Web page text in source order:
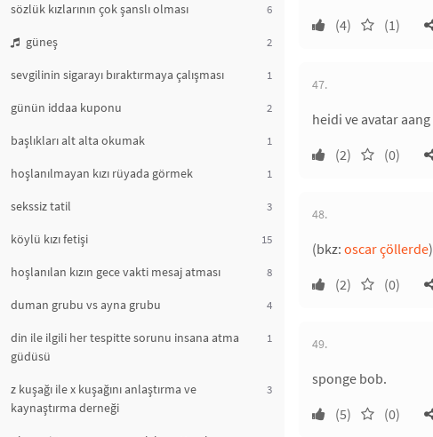
sözlük kızlarının çok şanslı olması 6
güneş 2
sevgilinin sigarayı bıraktırmaya çalışması 1
günün iddaa kuponu 2
başlıkları alt alta okumak 1
hoşlanılmayan kızı rüyada görmek 1
sekssiz tatil 3
köylü kızı fetişi 15
hoşlanılan kızın gece vakti mesaj atması 8
duman grubu vs ayna grubu 4
din ile ilgili her tespitte sorunu insana atma
güdüsü
1
z kuşağı ile x kuşağını anlaştırma ve
kaynaştırma derneği
3
(4)
(1)
47.
heidi ve avatar aang
(2)
(0)
48.
(bkz: oscar çöllerde)
(2)
(0)
49.
sponge bob.
(5)
(0)